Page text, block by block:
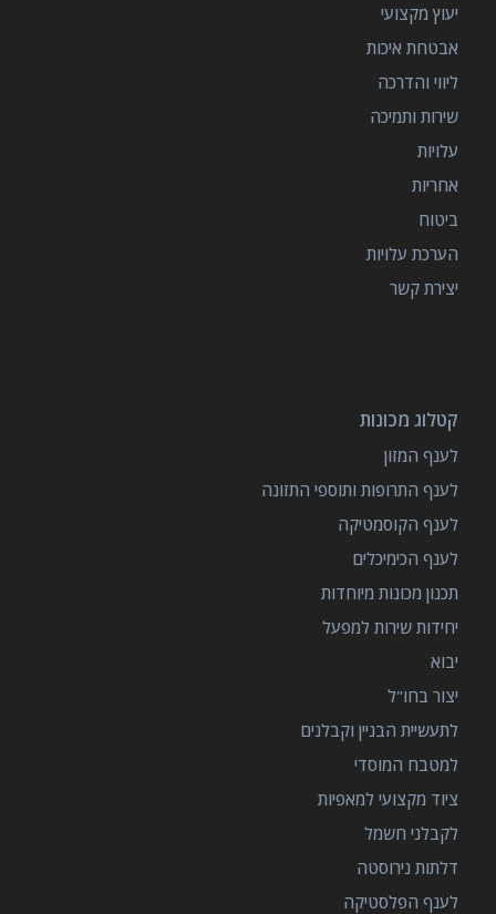
יעוץ מקצועי
אבטחת איכות
ליווי והדרכה
שירות ותמיכה
עלויות
אחריות
ביטוח
הערכת עלויות
יצירת קשר
קטלוג מכונות
לענף המזון
לענף התרופות ותוספי התזונה
לענף הקוסמטיקה
לענף הכימיכלים
תכנון מכונות מיוחדות
יחידות שירות למפעל
יבוא
יצור בחו"ל
לתעשיית הבניין וקבלנים
למטבח המוסדי
ציוד מקצועי למאפיות
לקבלני חשמל
דלתות נירוסטה
לענף הפלסטיקה